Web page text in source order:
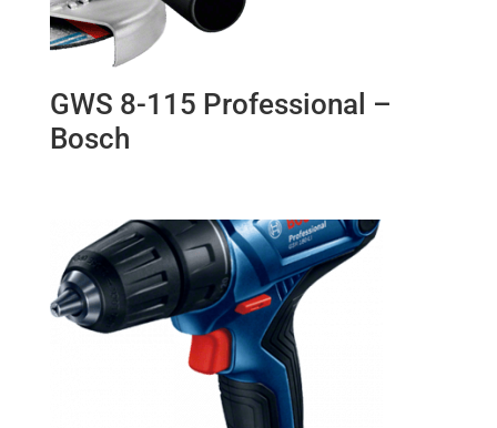
GWS 8-115 Professional –
Bosch